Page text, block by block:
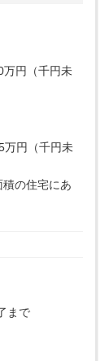
万円（千円未
万円（千円未
の住宅にあ
まで